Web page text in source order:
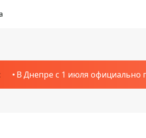
В Днепре с 1 июля официально